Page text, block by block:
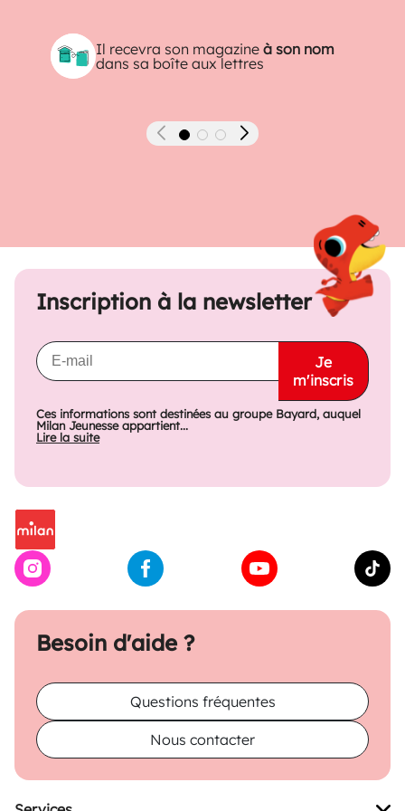
Il recevra son magazineà son nom
dans sa boîte aux lettres
Précédent Suivant
Besoin d'aide ?
Questions fréquentes
Nous contacter
Inscription à la newsletter
Je
m'inscris
Ces informations sont destinées au groupe Bayard, auquel
Milan Jeunesse appartient...
Lire la suite